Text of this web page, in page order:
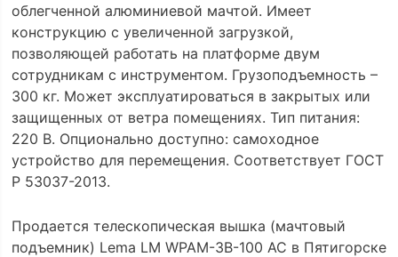
облегченной алюминиевой мачтой. Имеет
конструкцию с увеличенной загрузкой,
позволяющей работать на платформе двум
сотрудникам с инструментом. Грузоподъемность –
300 кг. Может эксплуатироваться в закрытых или
защищенных от ветра помещениях. Тип питания:
220 В. Опционально доступно: самоходное
устройство для перемещения. Соответствует ГОСТ
Р 53037-2013.
Продается телескопическая вышка (мачтовый
подъемник) Lema LM WPAM-3B-100 AC в Пятигорске